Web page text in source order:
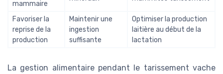
mammaire
Favoriser la
reprise de la
production
Maintenir une
ingestion
suffisante
Optimiser la production
laitière au début de la
lactation
La gestion alimentaire pendant le tarissement vache